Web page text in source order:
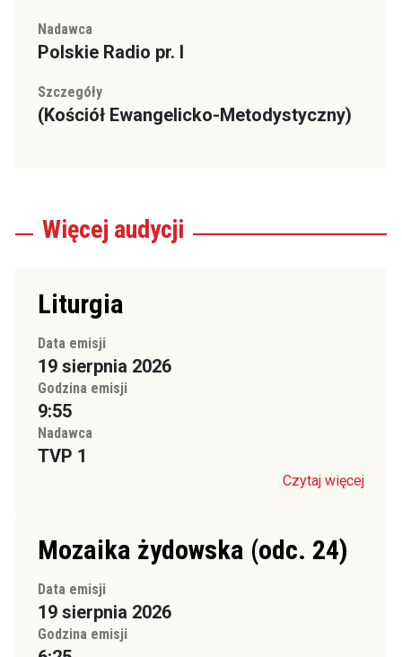
Nadawca
Polskie Radio pr. I
Szczegóły
(Kościół Ewangelicko-Metodystyczny)
Więcej audycji
Liturgia
Data emisji
19 sierpnia 2026
Godzina emisji
9:55
Nadawca
TVP 1
Czytaj więcej
Mozaika żydowska (odc. 24)
Data emisji
19 sierpnia 2026
Godzina emisji